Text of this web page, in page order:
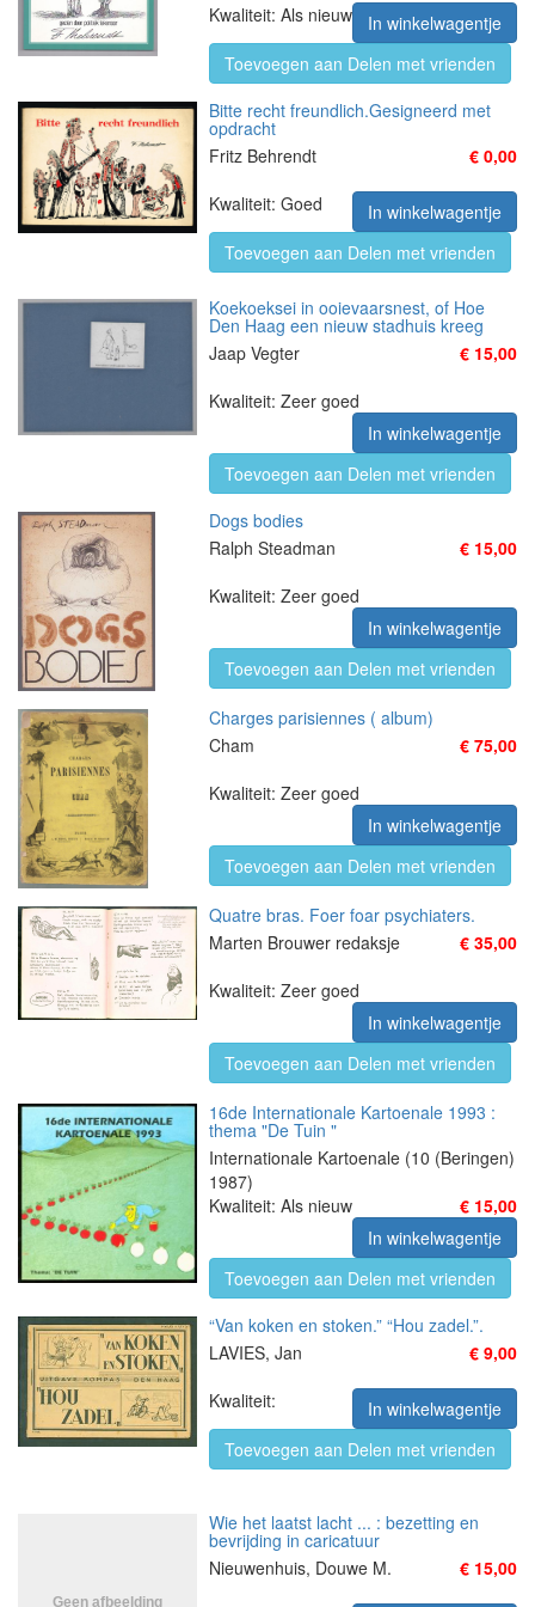
Kwaliteit: Als nieuw
In winkelwagentje
Toevoegen aan Delen met vrienden
Bitte recht freundlich.Gesigneerd met
opdracht
Fritz Behrendt
€ 0,00
Kwaliteit: Goed
In winkelwagentje
Toevoegen aan Delen met vrienden
Koekoeksei in ooievaarsnest, of Hoe
Den Haag een nieuw stadhuis kreeg
Jaap Vegter
€ 15,00
Kwaliteit: Zeer goed
In winkelwagentje
Toevoegen aan Delen met vrienden
Dogs bodies
Ralph Steadman
€ 15,00
Kwaliteit: Zeer goed
In winkelwagentje
Toevoegen aan Delen met vrienden
Charges parisiennes ( album)
Cham
€ 75,00
Kwaliteit: Zeer goed
In winkelwagentje
Toevoegen aan Delen met vrienden
Quatre bras. Foer foar psychiaters.
Marten Brouwer redaksje
€ 35,00
Kwaliteit: Zeer goed
In winkelwagentje
Toevoegen aan Delen met vrienden
16de Internationale Kartoenale 1993 :
thema "De Tuin "
Internationale Kartoenale (10 (Beringen)
1987)
€ 15,00
Kwaliteit: Als nieuw
In winkelwagentje
Toevoegen aan Delen met vrienden
“Van koken en stoken.” “Hou zadel.”.
LAVIES, Jan
€ 9,00
Kwaliteit:
In winkelwagentje
Toevoegen aan Delen met vrienden
Wie het laatst lacht ... : bezetting en
bevrijding in caricatuur
Nieuwenhuis, Douwe M.
€ 15,00